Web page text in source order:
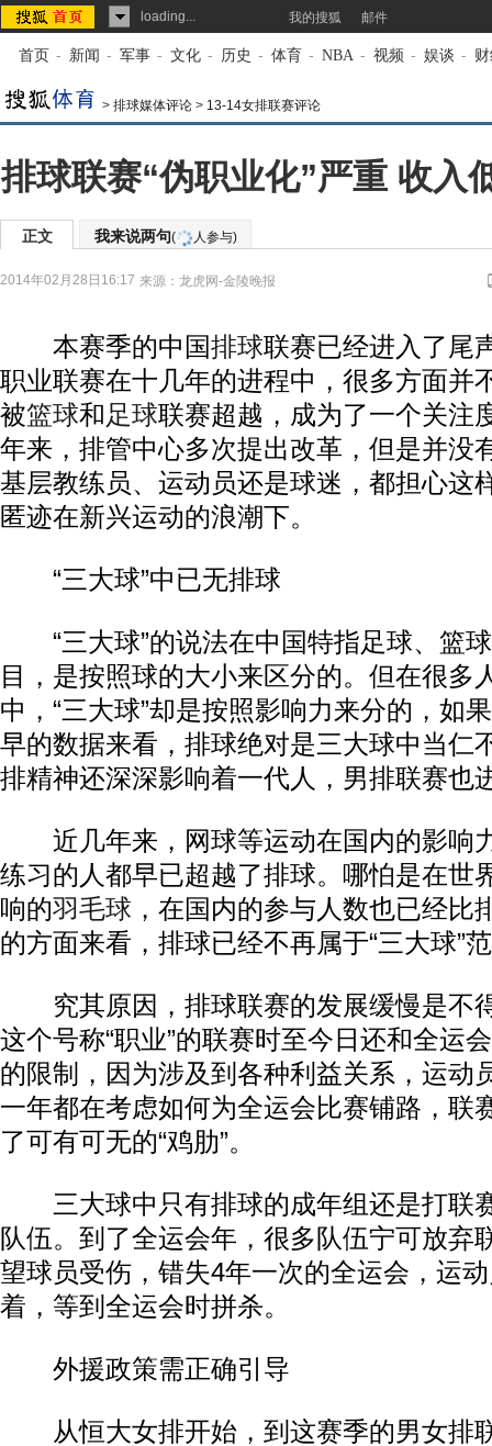
loading... 我的搜狐 邮件
首页 - 新闻 - 军事 - 文化 - 历史 - 体育 - NBA - 视频 - 娱谈 -
> 排球媒体评论 > 13-14女排联赛评论
排球联赛“伪职业化”严重 收入
正文 我来说两句( 人参与)
2014年02月28日16:17 来源： 龙虎网-金陵晚报
本赛季的中国排球联赛已经进入了尾
职业联赛在十几年的进程中，很多方面并
被篮球和足球联赛超越，成为了一个关注
年来，排管中心多次提出改革，但是并没
基层教练员、运动员还是球迷，都担心这
匿迹在新兴运动的浪潮下。
“三大球”中已无排球
“三大球”的说法在中国特指足球、篮
目，是按照球的大小来区分的。但在很多
中，“三大球”却是按照影响力来分的，如
早的数据来看，排球绝对是三大球中当仁
排精神还深深影响着一代人，男排联赛也
近几年来，网球等运动在国内的影响
练习的人都早已超越了排球。哪怕是在世
响的羽毛球 ，在国内的参与人数也已经比
的方面来看，排球已经不再属于“三大球”
究其原因，排球联赛的发展缓慢是不
这个号称“职业”的联赛时至今日还和全运
的限制，因为涉及到各种利益关系，运动
一年都在考虑如何为全运会比赛铺路，联
了可有可无的“鸡肋”。
三大球中只有排球的成年组还是打联
队伍。到了全运会年，很多队伍宁可放弃
望球员受伤，错失4年一次的全运会，运
着，等到全运会时拼杀。
外援政策需正确引导
从恒大女排开始，到这赛季的男女排